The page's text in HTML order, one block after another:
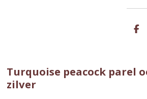
D
Turquoise peacock parel
zilver